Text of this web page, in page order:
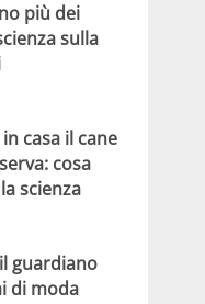
più dei
sulla
casa il cane
cosa
scienza
guardiano
di moda